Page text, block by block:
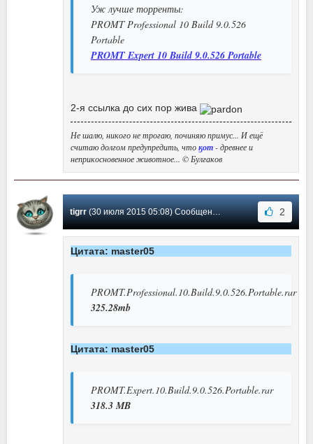
Уж лучше торренты:
PROMT Professional 10 Build 9.0.526
Portable
PROMT Expert 10 Build 9.0.526 Portable
2-я ссылка до сих пор жива
Не шалю, никого не трогаю, починяю примус... И ещё
считаю долгом предупредить, чтоӄот- древнее и
неприкосновенное животное... © Булгаков
tigrr(30 июля 2015 05:08) Сообщение #233 2
Цитата: master05
PROMT.Professional.10.Build.9.0.526.Portable.rar
325.28mb
Цитата: master05
PROMT.Expert.10.Build.9.0.526.Portable.rar
318.3 MB